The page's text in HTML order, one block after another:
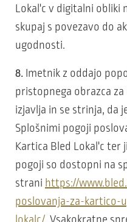
Lokal'c v digitalni obliki
skupaj s povezavo do
ugodnosti.
8. Imetnik z oddajo
pristopnega obrazca
izjavlja in se strinja, da
Splošnimi pogoji
Kartica Bled Lokal'c ter
pogoji so dostopni na
strani https://
poslovanja-za-kartico-
lokalc/ . Vsakokratne